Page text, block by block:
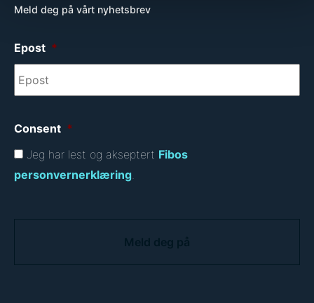
Meld deg på vårt nyhetsbrev
Epost *
Consent *
Jeg har lest og akseptert Fibos
personvernerklæring